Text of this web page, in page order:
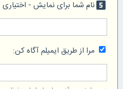
looks_5نام شما برای نمایش - اختیاری
مرا از طریق ایمیلم آگاه کن: